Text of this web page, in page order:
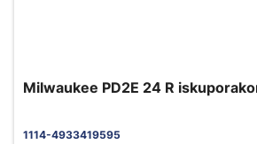
Milwaukee PD2E 24 R
1114-4933419595